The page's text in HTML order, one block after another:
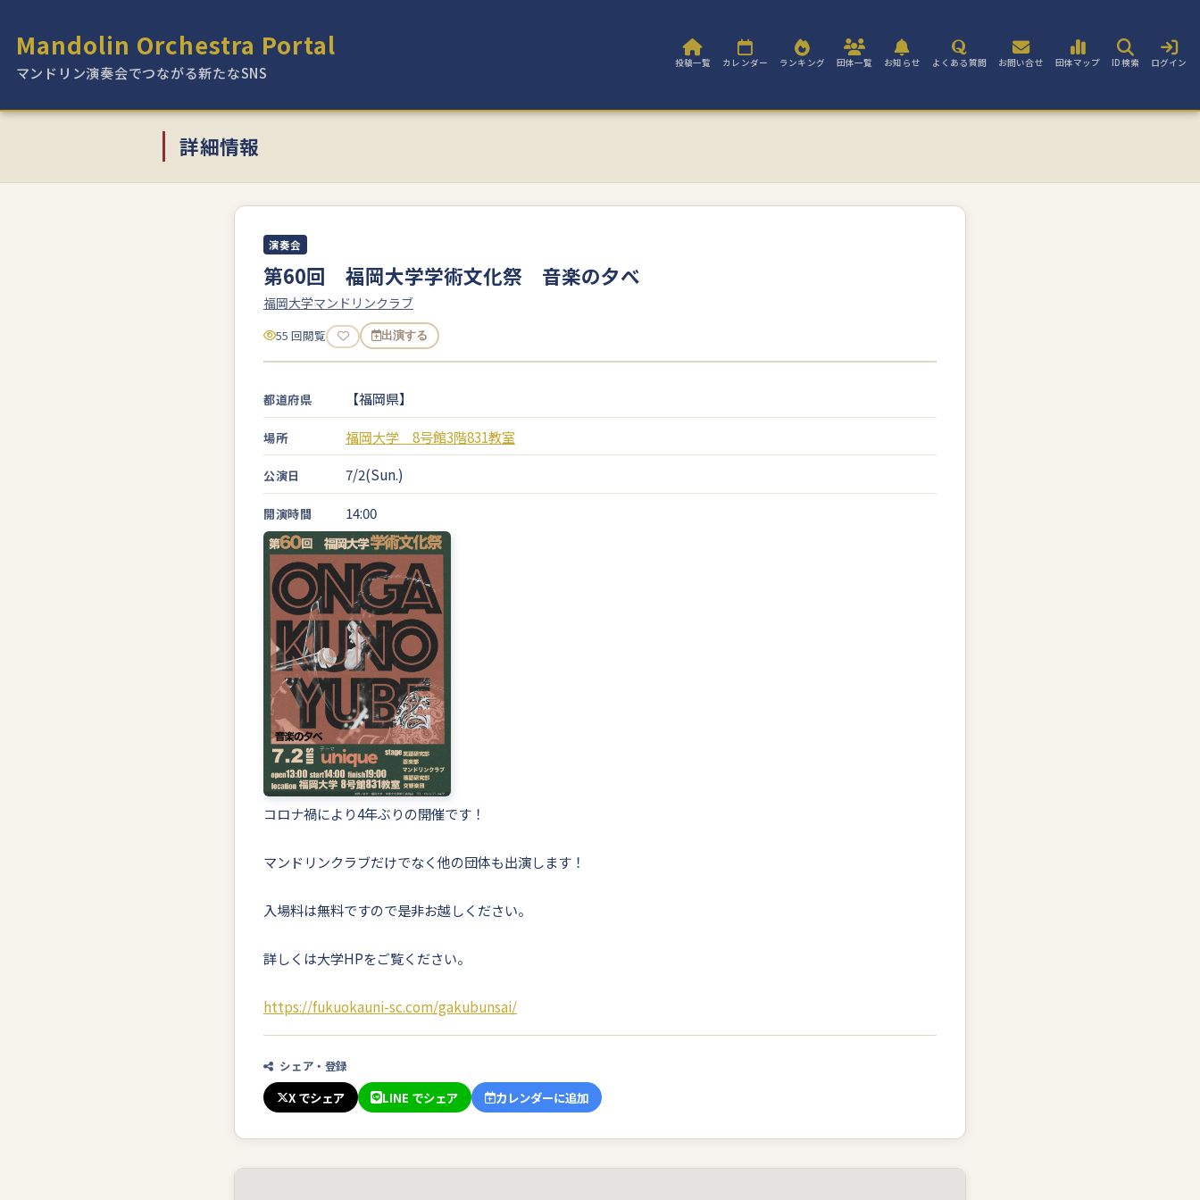
Mandolin Orchestra Portal
マンドリン演奏会でつながる新たなSNS
投稿一覧 カレンダー ランキング 団体一覧 お知らせ よくある質問 お問い合せ 団体マップ ID検索 ログイン
詳細情報
演奏会
第60回 福岡大学学術文化祭 音楽の夕べ
福岡大学マンドリンクラブ
55 回閲覧 出演する
都道府県 【福岡県】
場所 福岡大学 8号館3階831教室
公演日 7/2(Sun.)
開演時間 14:00
コロナ禍により4年ぶりの開催です！
マンドリンクラブだけでなく他の団体も出演します！
入場料は無料ですので是非お越しください。
詳しくは大学HPをご覧ください。
https://fukuokauni-sc.com/gakubunsai/
シェア・登録
X でシェア LINE でシェア カレンダーに追加